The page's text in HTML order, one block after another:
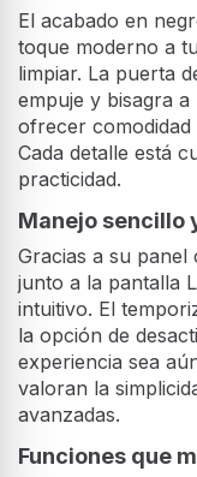
El acabado en
toque moderno a
limpiar. La puerta
empuje y bisagra
ofrecer comodidad
Cada detalle está
practicidad.
Manejo sencillo
Gracias a su
junto a la pantalla
intuitivo. El
la opción de
experiencia sea
valoran la
avanzadas.
Funciones que